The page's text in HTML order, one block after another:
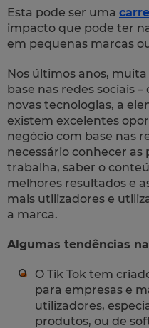
Esta pode ser uma
impacto que pode ter
em pequenas marcas
Nos últimos anos,
base nas redes sociais
novas tecnologias, a
existem excelentes
negócio com base nas
necessário conhecer
trabalha, saber o
melhores resultados e
mais utilizadores e
a marca.
Algumas tendências
O Tik Tok tem
para empresas e
utilizadores,
produtos, ou de